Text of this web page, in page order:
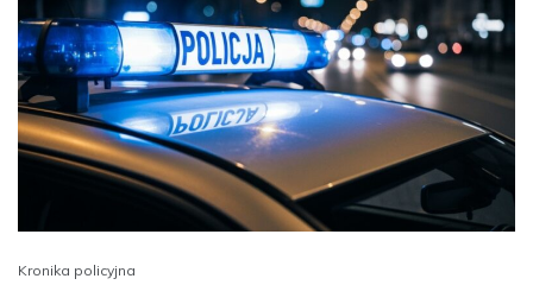
Kronika policyjna